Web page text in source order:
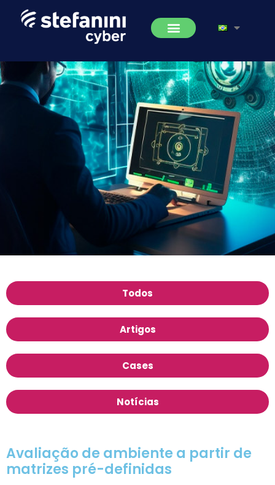
Todos
Artigos
Cases
Notícias
Avaliação de ambiente a partir de
matrizes pré-definidas